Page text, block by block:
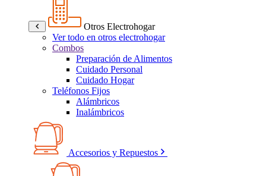
Otros Electrohogar
Ver todo en otros electrohogar
Combos
Preparación de Alimentos
Cuidado Personal
Cuidado Hogar
Teléfonos Fijos
Alámbricos
Inalámbricos
Accesorios y Repuestos